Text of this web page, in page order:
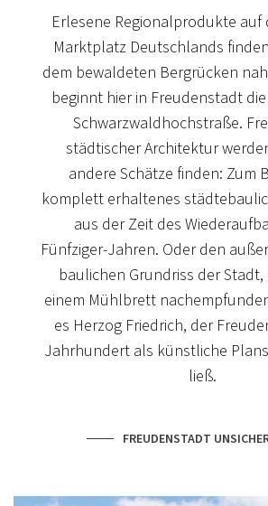
Erlesene Regionalprodukte
Marktplatz Deutschlands
dem bewaldeten Bergrücken
beginnt hier in Freudenstadt
Schwarzwaldhochstraße.
städtischer Architektur
andere Schätze finden: Zum
komplett erhaltenes
aus der Zeit des
Fünfziger-Jahren. Oder den
baulichen Grundriss der
einem Mühlbrett
es Herzog Friedrich, der
Jahrhundert als künstliche
ließ.
FREUDENSTADT
KULINARISCHER
THE CHEF'S BEST
Nico Sackmann rocken samt